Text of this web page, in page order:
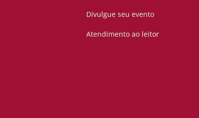
Divulgue seu evento
Atendimento ao leitor